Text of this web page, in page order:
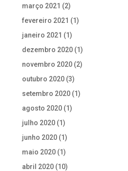
março 2021 (2)
fevereiro 2021 (1)
janeiro 2021 (1)
dezembro 2020(1)
novembro 2020(2)
outubro 2020(3)
setembro 2020(1)
agosto 2020(1)
julho 2020(1)
junho 2020(1)
maio 2020(1)
abril 2020(10)